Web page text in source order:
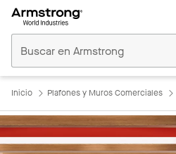
Comerciales
Inicio
Inicio Plafones y Muros Comerciales